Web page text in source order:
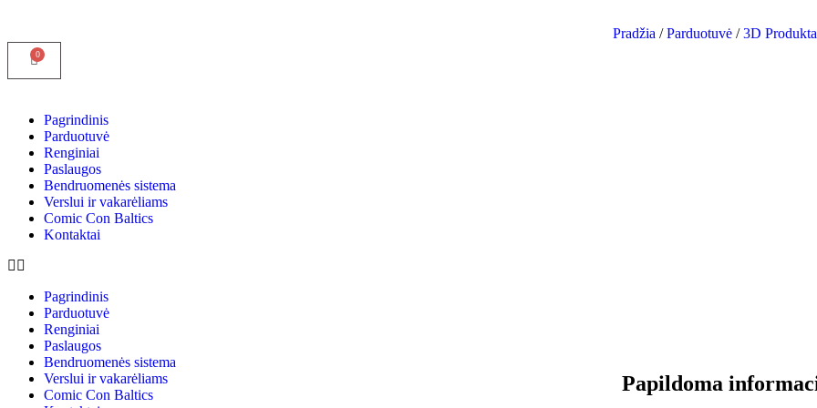
Pagrindinis
Parduotuvė
Renginiai
Paslaugos
Bendruomenės sistema
Verslui ir vakarėliams
Comic Con Baltics
Kontaktai
Pagrindinis
Parduotuvė
Renginiai
Paslaugos
Bendruomenės sistema
Verslui ir vakarėliams
Comic Con Baltics
Pradžia /Parduotuvė /3D
Papildoma